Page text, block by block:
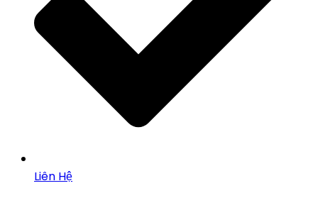
Liên Hệ